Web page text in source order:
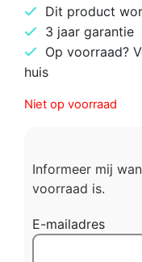
Dit product
3 jaar garantie
Op voorraad?
huis
Niet op voorraad
Informeer mij
voorraad is.
E-mailadres